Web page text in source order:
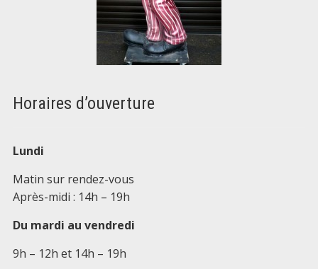
Horaires d’ouverture
Lundi
Matin sur rendez-vous
Après-midi : 14h – 19h
Du mardi au vendredi
9h – 12h et 14h – 19h